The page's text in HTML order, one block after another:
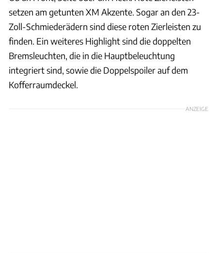
setzen am getunten XM Akzente. Sogar an den 23-
Zoll-Schmiederädern sind diese roten Zierleisten zu
finden. Ein weiteres Highlight sind die doppelten
Bremsleuchten, die in die Hauptbeleuchtung
integriert sind, sowie die Doppelspoiler auf dem
Kofferraumdeckel.
ANZEIGE